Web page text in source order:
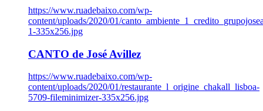
https://www.ruadebaixo.com/wp-
content/uploads/2020/01/
1-335x256.jpg
CANTO de José Avillez
https://www.ruadebaixo.com/wp-
content/uploads/2020/01/restaurante_l_origine_chakall_lisboa-
5709-fileminimizer-335x256.jpg